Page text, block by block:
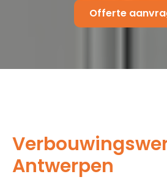
Offerte
Antwerpen